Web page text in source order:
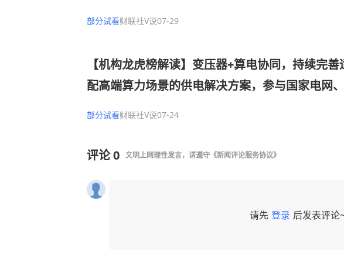
部分试看财联社V说07-29
【机构龙虎榜解读】变压器+算电协同，持续完善
配高端算力场景的供电解决方案，参与国家电网
部分试看财联社V说07-24
评论0 文明上网理性发言，请遵守 《新闻评论服务协议》
请先 登录 后发表评论